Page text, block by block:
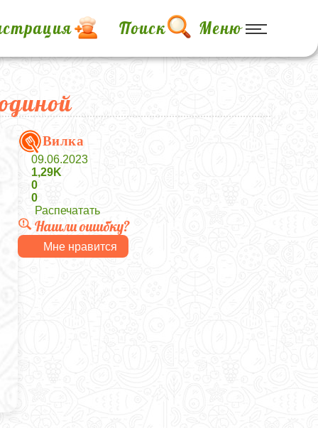
Поиск Меню
Вилка
09.06.2023
1,29K
0
0
Распечатать
Нашли ошибку?
Мне нравится